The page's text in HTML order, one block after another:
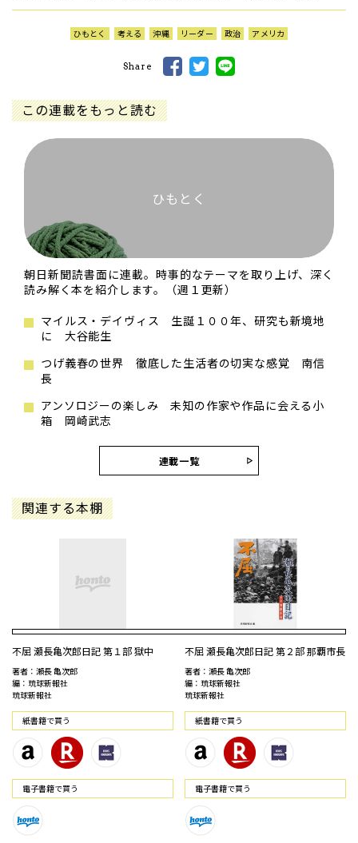
ひもとく 考える 沖縄 リーダー 政治 アメリカ
Share
この連載をもっと読む
ひもとく
朝日新聞読書面に連載。時事的なテーマを取り上げ、深く
読み解く本を紹介します。（週１更新）
マイルス・デイヴィス 生誕１００年、研究も新境地
に 大谷能生
つげ義春の世界 徹底した生活者の切実な感覚 南信
長
アンソロジーの楽しみ 未知の作家や作品に会える小
箱 岡崎武志
連載一覧
関連する本棚
不屈 瀬長亀次郎日記 第１部 獄中
著者：瀬長 亀次郎
編：琉球新報社
琉球新報社
紙書籍で買う
電⼦書籍で買う
不屈 瀬長亀次郎日記 第２部 那覇市長
著者：瀬長 亀次郎
編：琉球新報社
琉球新報社
紙書籍で買う
電⼦書籍で買う